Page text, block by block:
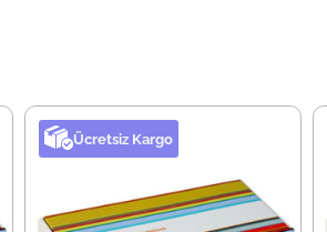
Ücretsiz Kargo